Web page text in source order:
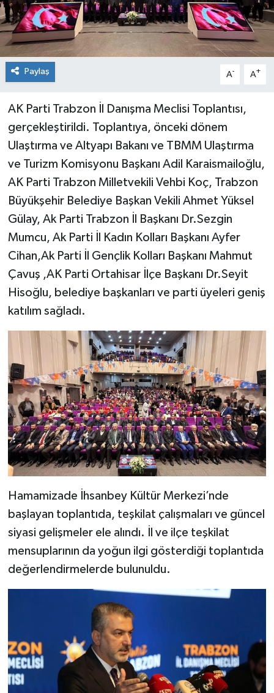
Paylaş A- A+
AK Parti Trabzon İl Danışma Meclisi Toplantısı,
gerçekleştirildi. Toplantıya, önceki dönem
Ulaştırma ve Altyapı Bakanı ve TBMM Ulaştırma
ve Turizm Komisyonu Başkanı Adil Karaismailoğlu,
AK Parti Trabzon Milletvekili Vehbi Koç, Trabzon
Büyükşehir Belediye Başkan Vekili Ahmet Yüksel
Gülay, Ak Parti Trabzon İl Başkanı Dr.Sezgin
Mumcu, Ak Parti İl Kadın Kolları Başkanı Ayfer
Cihan,Ak Parti İl Gençlik Kolları Başkanı Mahmut
Çavuş ,AK Parti Ortahisar İlçe Başkanı Dr.Seyit
Hisoğlu, belediye başkanları ve parti üyeleri geniş
katılım sağladı.
Hamamizade İhsanbey Kültür Merkezi’nde
başlayan toplantıda, teşkilat çalışmaları ve güncel
siyasi gelişmeler ele alındı. İl ve ilçe teşkilat
mensuplarının da yoğun ilgi gösterdiği toplantıda
değerlendirmelerde bulunuldu.